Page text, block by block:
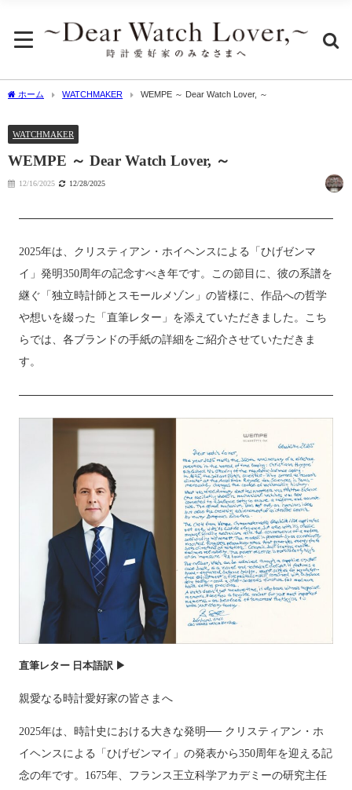
ホーム WATCHMAKER WEMPE ～ Dear Watch Lover, ～
WATCHMAKER
WEMPE ～ Dear Watch Lover, ～
12/16/2025 12/28/2025
2025年は、クリスティアン・ホイヘンスによる「ひげゼンマ
イ」発明350周年の記念すべき年です。この節目に、彼の系譜を
継ぐ「独立時計師とスモールメゾン」の皆様に、作品への哲学
や想いを綴った「直筆レター」を添えていただきました。こち
らでは、各ブランドの手紙の詳細をご紹介させていただきま
す。
直筆レター 日本語訳 ▶
親愛なる時計愛好家の皆さまへ
2025年は、時計史における大きな発明── クリスティアン・ホ
イヘンスによる「ひげゼンマイ」の発表から350周年を迎える記
念の年です。1675年、フランス王立科学アカデミーの研究主任